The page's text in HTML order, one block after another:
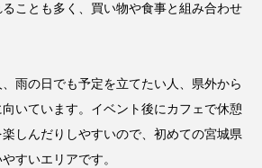
ことも多く、買い物や食事と組み合わせ
雨の日でも予定を立てたい人、県外から
いています。イベント後にカフェで休憩
しんだりしやすいので、初めての宮城県
すいエリアです。